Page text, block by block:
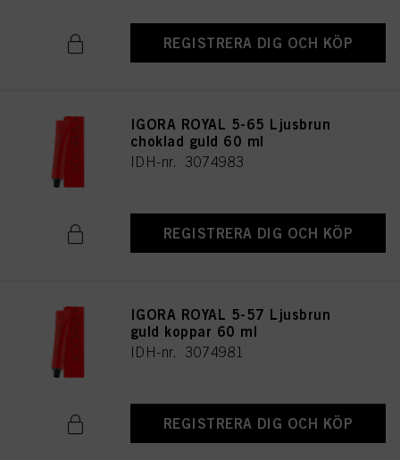
REGISTRERA DIG OCH KÖP
IGORA ROYAL 5-65 Ljusbrun
choklad guld 60 ml
IDH-nr. 3074983
REGISTRERA DIG OCH KÖP
IGORA ROYAL 5-57 Ljusbrun
guld koppar 60 ml
IDH-nr. 3074981
REGISTRERA DIG OCH KÖP